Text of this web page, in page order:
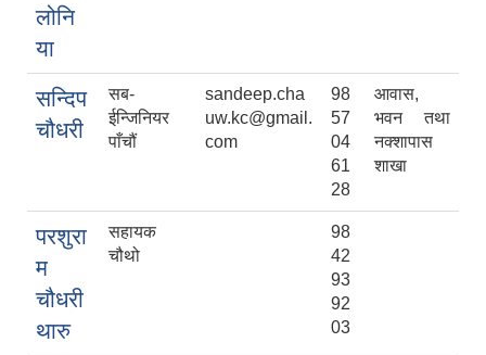
लोनि
या
सन्दिप
चौधरी
सब-
ईन्जिनियर
पाँचौं
sandeep.cha
uw.kc@gmail.
com
98
57
04
61
28
आवास,
भवन तथा
नक्शापास
शाखा
परशुरा
म
चौधरी
थारु
सहायक
चौथो
98
42
93
92
03